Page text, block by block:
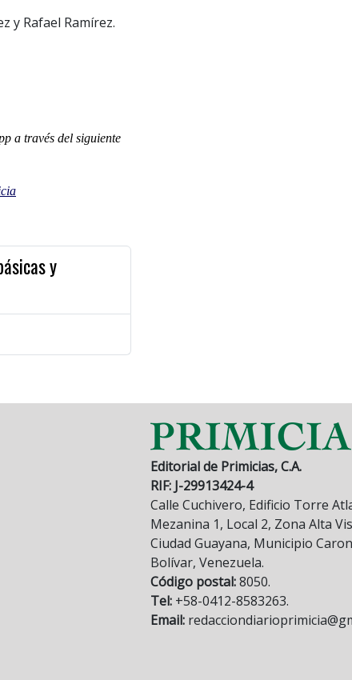
y Rafael Ramírez.
a través del siguiente
y
Editorial de Primicias, C.A.
RIF: J-29913424-4
Calle Cuchivero, Edificio Torre
Mezanina 1, Local 2, Zona Alta
Ciudad Guayana, Municipio
Bolívar, Venezuela.
Código postal:8050.
Tel: +58-0412-8583263.
Email: